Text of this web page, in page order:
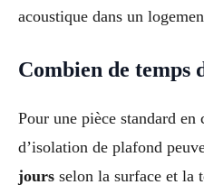
acoustique dans un
Combien de temps
Pour une pièce standard
d’isolation de plafond
jours selon la surface et la